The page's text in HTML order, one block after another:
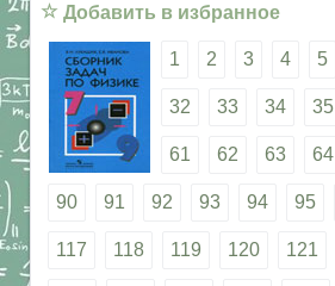
☆ Добавить в избранное
1 2 3 4 5
32 33 34 35
61 62 63 64
90 91 92 93 94 95
117 118 119 120 121